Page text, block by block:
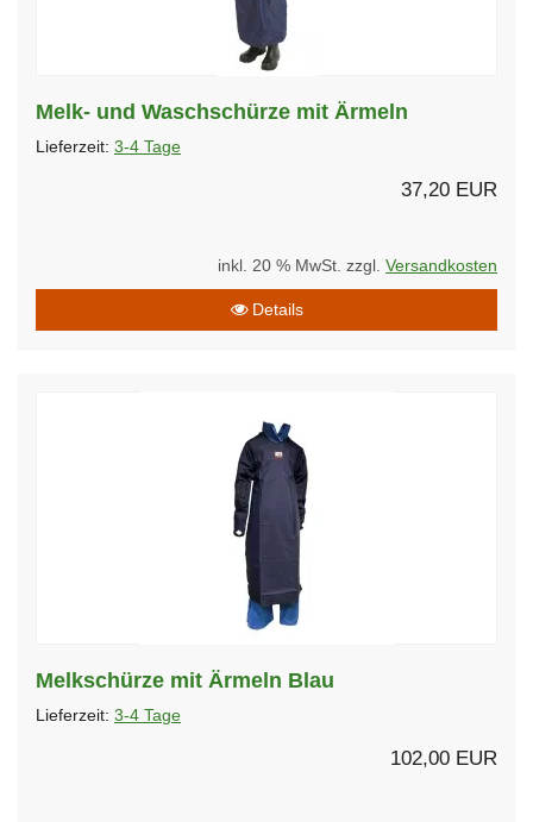
Melk- und Waschschürze mit Ärmeln
Lieferzeit: 3-4 Tage
37,20 EUR
inkl. 20 % MwSt. zzgl. Versandkosten
Details
Melkschürze mit Ärmeln Blau
Lieferzeit: 3-4 Tage
102,00 EUR